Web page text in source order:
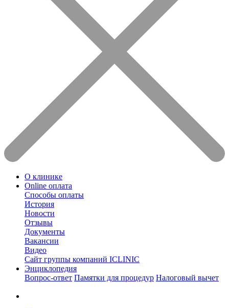
О клинике
Online оплата
Способы оплаты
История
Новости
Отзывы
Документы
Вакансии
Видео
Сайт группы компаний ICLINIC
Энциклопедия
Вопрос-ответ Памятки для процедур Налоговый вычет